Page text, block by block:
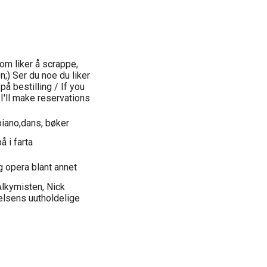
liker å scrappe,
Ser du noe du liker
på bestilling / If you
make reservations
bøker
i farta
opera blant annet
Nick
uutholdelige